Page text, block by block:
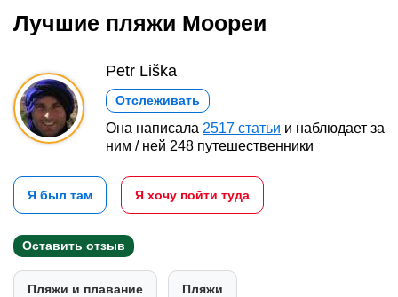
Лучшие пляжи Моореи
Petr Liška
Отслеживать
Она написала 2517 статьи и наблюдает за
ним / ней 248 путешественники
Я был там Я хочу пойти туда
Оставить отзыв
Пляжи и плавание Пляжи